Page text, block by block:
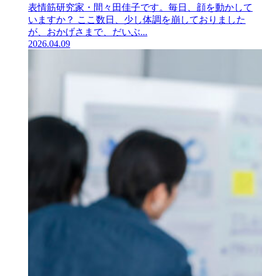
表情筋研究家・間々田佳子です。毎日、顔を動かして
いますか？ ここ数日、少し体調を崩しておりました
が、おかげさまで、だいぶ...
2026.04.09